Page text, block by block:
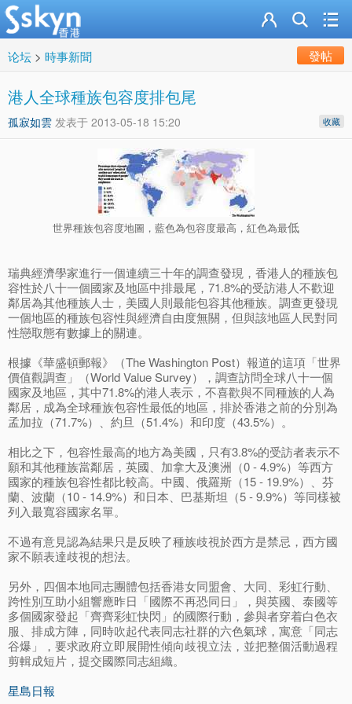
论坛 > 時事新聞 發帖
港人全球種族包容度排包尾
收藏
孤寂如雲 发表于 2013-05-18 15:20
世界種族包容度地圖，藍色為包容度最高，紅色為最低
瑞典經濟學家進行一個連續三十年的調查發現，香港人的種族包
容性於八十一個國家及地區中排最尾，71.8%的受訪港人不歡迎
鄰居為其他種族人士，美國人則最能包容其他種族。調查更發現
一個地區的種族包容性與經濟自由度無關，但與該地區人民對同
性戀取態有數據上的關連。
根據《華盛頓郵報》（The Washington Post）報道的這項「世界
價值觀調查」（World Value Survey），調查訪問全球八十一個
國家及地區，其中71.8%的港人表示，不喜歡與不同種族的人為
鄰居，成為全球種族包容性最低的地區，排於香港之前的分別為
孟加拉（71.7%）、約旦（51.4%）和印度（43.5%）。
相比之下，包容性最高的地方為美國，只有3.8%的受訪者表示不
願和其他種族當鄰居，英國、加拿大及澳洲（0 - 4.9%）等西方
國家的種族包容性都比較高。中國、俄羅斯（15 - 19.9%）、芬
蘭、波蘭（10 - 14.9%）和日本、巴基斯坦（5 - 9.9%）等同樣被
列入最寬容國家名單。
不過有意見認為結果只是反映了種族歧視於西方是禁忌，西方國
家不願表達歧視的想法。
另外，四個本地同志團體包括香港女同盟會、大同、彩虹行動、
跨性別互助小組響應昨日「國際不再恐同日」，與英國、泰國等
多個國家發起「齊齊彩虹快閃」的國際行動，參與者穿着白色衣
服、排成方陣，同時吹起代表同志社群的六色氣球，寓意「同志
谷爆」，要求政府立即展開性傾向歧視立法，並把整個活動過程
剪輯成短片，提交國際同志組織。
星島日報